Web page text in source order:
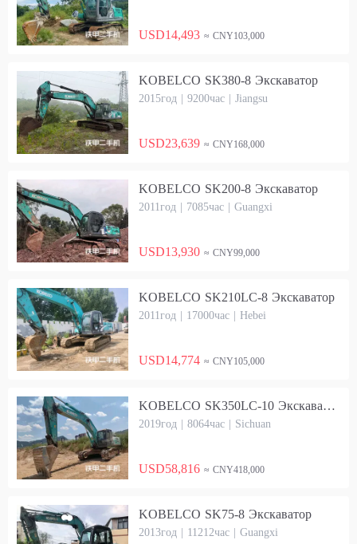
USD14,493 ≈ CNY103,000
KOBELCO SK380-8 Экскаватор
2015год | 9200час | Jiangsu
USD23,639 ≈ CNY168,000
KOBELCO SK200-8 Экскаватор
2011год | 7085час | Guangxi
USD13,930 ≈ CNY99,000
KOBELCO SK210LC-8 Экскаватор
2011год | 17000час | Hebei
USD14,774 ≈ CNY105,000
KOBELCO SK350LC-10 Экскаватор
2019год | 8064час | Sichuan
USD58,816 ≈ CNY418,000
KOBELCO SK75-8 Экскаватор
2013год | 11212час | Guangxi